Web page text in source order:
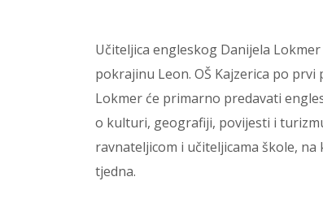
Učiteljica engleskog Danijela
pokrajinu Leon. OŠ Kajzerica po
Lokmer će primarno predavati
o kulturi, geografiji, povijesti i
ravnateljicom i učiteljicama škole,
tjedna.